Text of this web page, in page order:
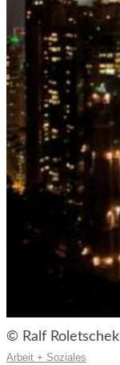
© Ralf Roletschek
Arbeit + Soziales